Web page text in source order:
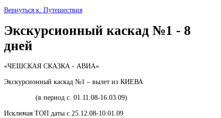
Вернуться к: Путешествия
Экскурсионный каскад №1 - 8
дней
«ЧЕШСКАЯ СКАЗКА - АВИА»
Экскурсионный каскад №1 – вылет из КИЕВА
(в период с 01.11.08-16.03.09)
Исключая ТОП даты с 25.12.08-10.01.09